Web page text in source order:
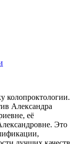
колопроктологии.
Александра
её
Это